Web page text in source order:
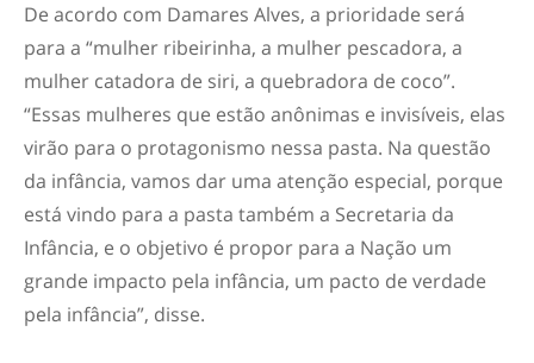
De acordo com Damares Alves, a prioridade será
para a “mulher ribeirinha, a mulher pescadora, a
mulher catadora de siri, a quebradora de coco”.
“Essas mulheres que estão anônimas e invisíveis, elas
virão para o protagonismo nessa pasta. Na questão
da infância, vamos dar uma atenção especial, porque
está vindo para a pasta também a Secretaria da
Infância, e o objetivo é propor para a Nação um
grande impacto pela infância, um pacto de verdade
pela infância”, disse.